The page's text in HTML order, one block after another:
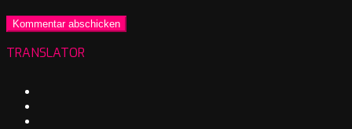
TRANSLATOR